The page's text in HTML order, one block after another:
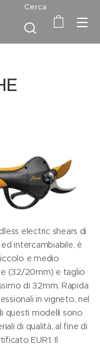
Cerca
electric shears di
intercambiabile, è
e medio
(32/20mm) e taglio
di 32mm. Rapida
in vigneto, nel
questi modelli sono
di qualità, al fine di
EUR1. Il